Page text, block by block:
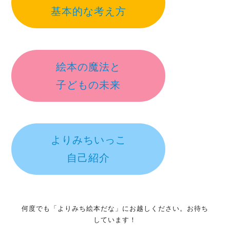
基本的な考え方
絵本の魔法と
子どもの未来
よりみちいっこ
自己紹介
何度でも「よりみち絵本だな」にお越しください。お待ち
しています！